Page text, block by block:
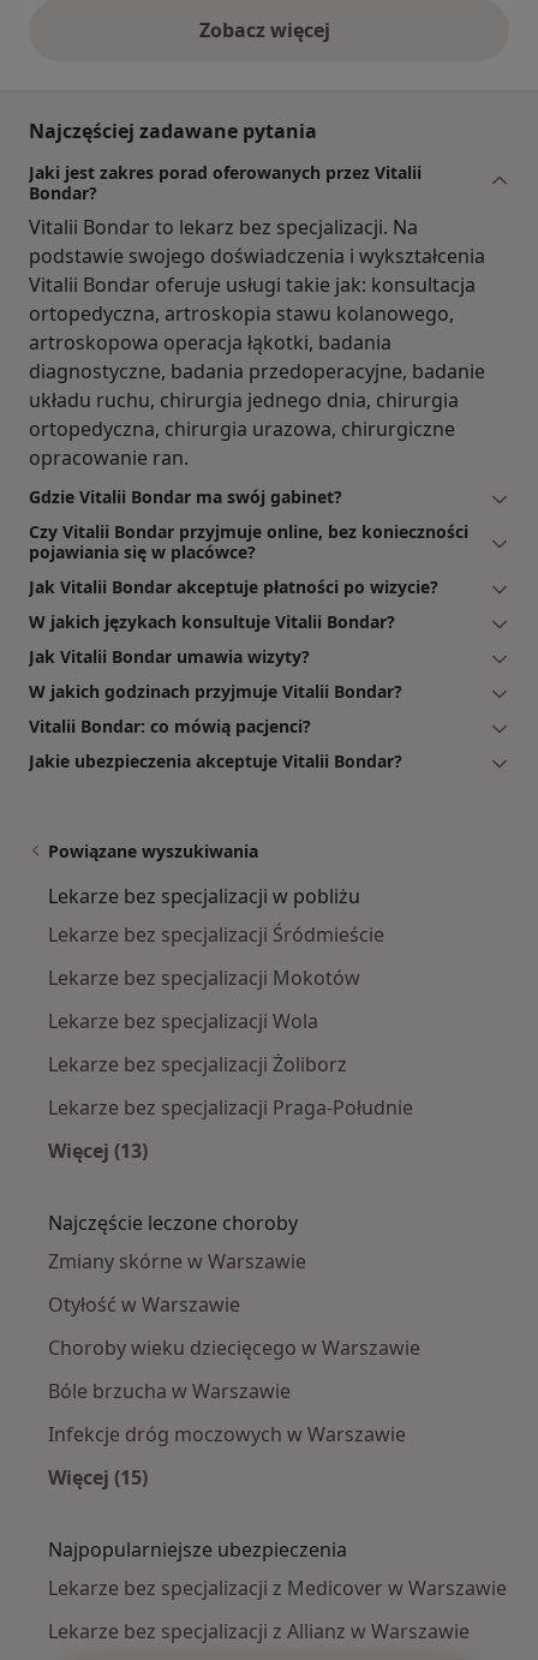
Zobacz więcejopinie powyżej
Najczęściej zadawane pytania
Jaki jest zakres porad oferowanych przez Vitalii
Bondar?
Vitalii Bondar to lekarz bez specjalizacji. Na
podstawie swojego doświadczenia i wykształcenia
Vitalii Bondar oferuje usługi takie jak: konsultacja
ortopedyczna, artroskopia stawu kolanowego,
artroskopowa operacja łąkotki, badania
diagnostyczne, badania przedoperacyjne, badanie
układu ruchu, chirurgia jednego dnia, chirurgia
ortopedyczna, chirurgia urazowa, chirurgiczne
opracowanie ran.
Gdzie Vitalii Bondar ma swój gabinet?
Czy Vitalii Bondar przyjmuje online, bez konieczności
pojawiania się w placówce?
Jak Vitalii Bondar akceptuje płatności po wizycie?
W jakich językach konsultuje Vitalii Bondar?
Jak Vitalii Bondar umawia wizyty?
W jakich godzinach przyjmuje Vitalii Bondar?
Vitalii Bondar: co mówią pacjenci?
Jakie ubezpieczenia akceptuje Vitalii Bondar?
Powiązane wyszukiwania
Lekarze bez specjalizacji w pobliżu
Lekarze bez specjalizacji Śródmieście
Lekarze bez specjalizacji Mokotów
Lekarze bez specjalizacji Wola
Lekarze bez specjalizacji Żoliborz
Lekarze bez specjalizacji Praga-Południe
Więcej (13)
Najczęście leczone choroby
Zmiany skórne w Warszawie
Otyłość w Warszawie
Choroby wieku dziecięcego w Warszawie
Bóle brzucha w Warszawie
Infekcje dróg moczowych w Warszawie
Więcej (15)
Najpopularniejsze ubezpieczenia
Lekarze bez specjalizacji z Medicover w Warszawie
Lekarze bez specjalizacji z Allianz w Warszawie